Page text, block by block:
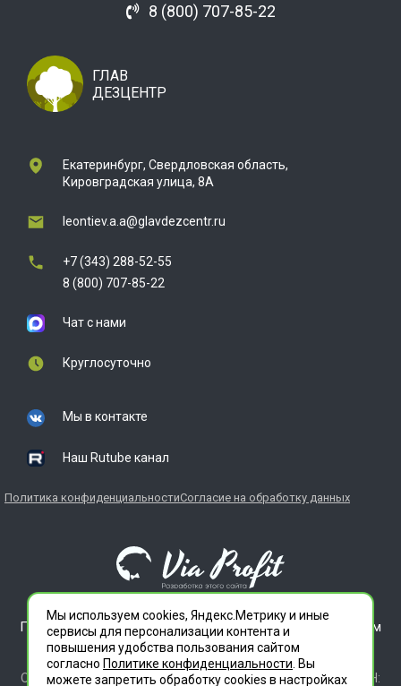
8 (800) 707-85-22
ГЛАВ
ДЕЗЦЕНТР
Екатеринбург, Свердловская область,
Кировградская улица, 8А
leontiev.a.a@glavdezcentr.ru
+7 (343) 288-52-55
8 (800) 707-85-22
Чат с нами
Круглосуточно
Мы в контакте
Наш Rutube канал
Политика конфиденциальностиСогласие на обработку данных
ГЛАВДЕЗЦЕНТР является зарегистрированным товарным
знаком. Все права защищены.
ООО "СЛУЖБА ДЕЗИНФЕКЦИИ" 620012 СВЕРДЛОВСКАЯ
ОБЛАСТЬ Г. ЕКАТЕРИНБУРГ, УЛ. ИЛЬИЧА ДОМ 14 КВ 11 ИНН:
Мы используем cookies, Яндекс.Метрику и иные
сервисы для персонализации контента и
повышения удобства пользования сайтом
согласно Политике конфиденциальности . Вы
можете запретить обработку сookies в настройках